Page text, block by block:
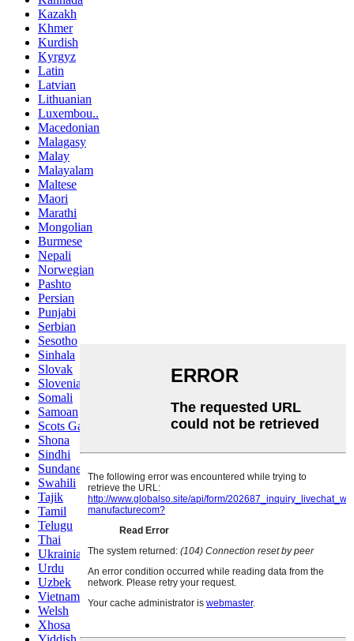
Kazakh
Khmer
Kurdish
Kyrgyz
Latin
Latvian
Lithuanian
Luxembou..
Macedonian
Malagasy
Malay
Malayalam
Maltese
Maori
Marathi
Mongolian
Burmese
Nepali
Norwegian
Pashto
Persian
Punjabi
Serbian
Sesotho
Sinhala
Slovak
Slovenian
Somali
Samoan
Scots Gaelic
Shona
Sindhi
Sundanese
Swahili
Tajik
Tamil
Telugu
Thai
Ukrainian
Urdu
Uzbek
Vietnamese
Welsh
Xhosa